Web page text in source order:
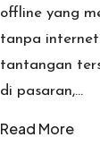
offline yang
tanpa
tantangan
di pasaran,…
Read More